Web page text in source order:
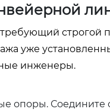
строгой
уже
инженеры.
опоры.